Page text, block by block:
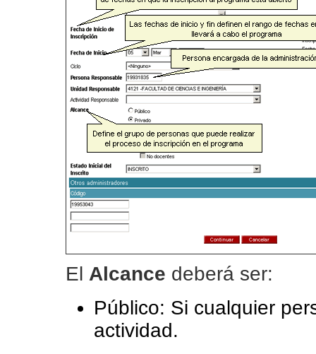
El Alcance deberá ser:
Público: Si cualquier
actividad.